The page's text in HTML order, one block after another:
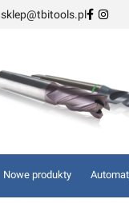
sklep@tbitools.pl
Nowe produkty